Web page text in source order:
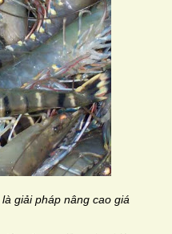
giải pháp nâng cao giá